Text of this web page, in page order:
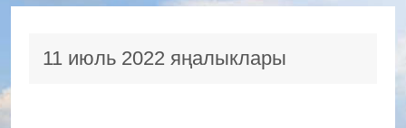
11 июль 2022 яңалыклары